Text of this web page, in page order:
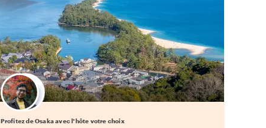
Choisissez votre local favori
Profitez de Osaka avec l'hôte votre choix